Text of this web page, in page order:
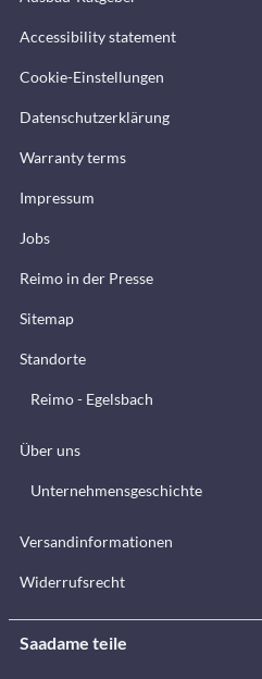
Accessibility statement
Cookie-Einstellungen
Datenschutzerklärung
Warranty terms
Impressum
Jobs
Reimo in der Presse
Sitemap
Standorte
Reimo - Egelsbach
Über uns
Unternehmensgeschichte
Versandinformationen
Widerrufsrecht
Saadame teile